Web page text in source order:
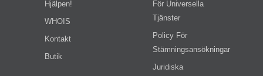
Hjälpen!
WHOIS
Kontakt
Butik
För Universella
Tjänster
Policy För
Stämningsansökningar
Juridiska